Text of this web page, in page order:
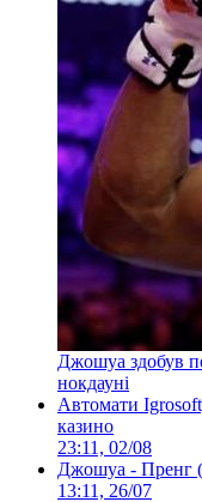
Джошуа здобув
нокдауні
Автомати
казино
23:11, 02/08
Джошуа - Пренг
13:11, 26/07